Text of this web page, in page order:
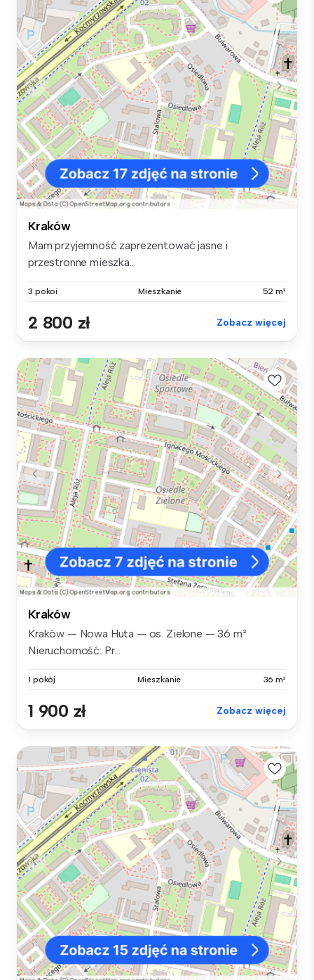
Kraków
Mam przyjemność zaprezentować jasne i
przestronne mieszka...
3 pokoi Mieszkanie 52 m²
2 800 zł Zobacz więcej
Kraków
Kraków — Nowa Huta — os. Zielone — 36 m²
Nieruchomość: Pr...
1 pokój Mieszkanie 36 m²
1 900 zł Zobacz więcej